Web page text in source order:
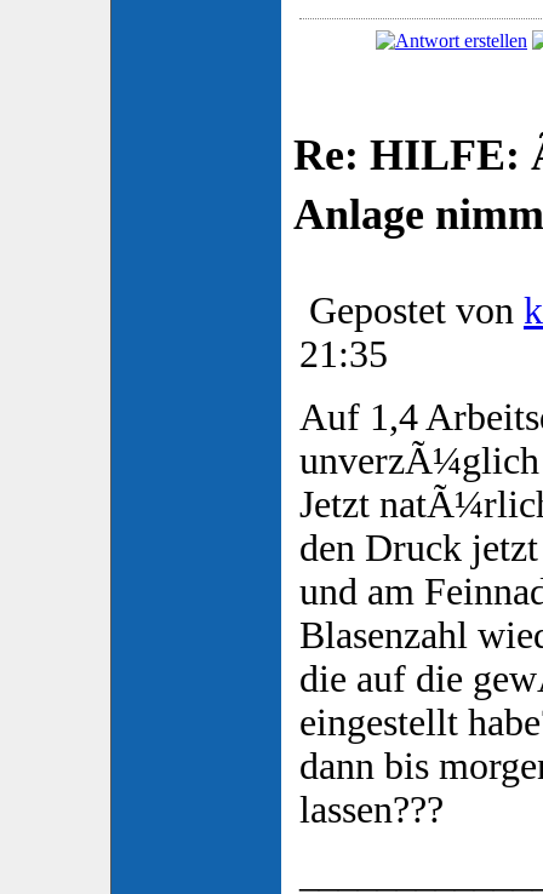
Re: HILFE:
Anlage
Gepostet von
21:35
Auf 1,4
unverzÃ¼glich
Jetzt
den Druck
und am
Blasenzahl
die auf die
eingestellt
dann bis
lassen???